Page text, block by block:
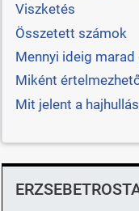
Viszketés
Összetett számok
Mennyi ideig
Miként
Mit jelent a